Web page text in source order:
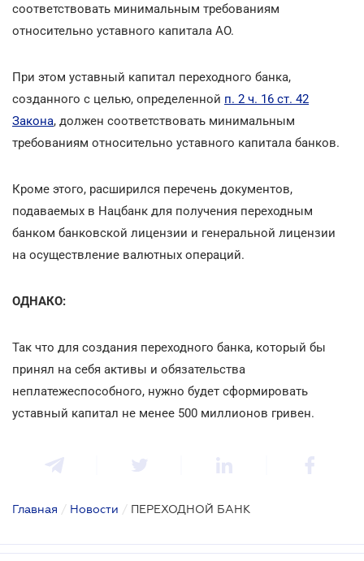
соответствовать минимальным требованиям
относительно уставного капитала АО.
При этом уставный капитал переходного банка,
созданного с целью, определенной п. 2 ч. 16 ст. 42
Закона, должен соответствовать минимальным
требованиям относительно уставного капитала банков.
Кроме этого, расширился перечень документов,
подаваемых в Нацбанк для получения переходным
банком банковской лицензии и генеральной лицензии
на осуществление валютных операций.
ОДНАКО:
Так что для создания переходного банка, который бы
принял на себя активы и обязательства
неплатежеспособного, нужно будет сформировать
уставный капитал не менее 500 миллионов гривен.
Главная / Новости / ПЕРЕХОДНОЙ БАНК